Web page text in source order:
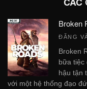
Broken
ĐĂNG
Broken
bữa tiệc
hậu tận
với một hệ thống đạo